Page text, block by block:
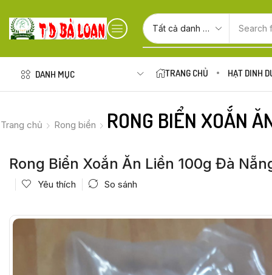
Search
DANH MỤC TRANG CHỦ HẠT DINH
Trang chủ Rong biển RONG BIỂN XOẮN
Rong Biển Xoắn Ăn Liền 100g Đà
Yêu thích So sánh